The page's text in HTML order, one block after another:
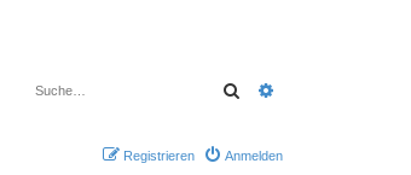
Suche
Anmelden
Registrieren